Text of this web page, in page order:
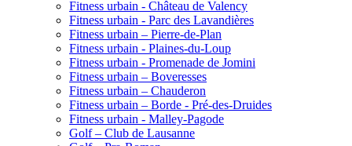
Fitness urbain - Château de Valency
Fitness urbain - Parc des Lavandières
Fitness urbain – Pierre-de-Plan
Fitness urbain - Plaines-du-Loup
Fitness urbain - Promenade de Jomini
Fitness urbain – Boveresses
Fitness urbain – Chauderon
Fitness urbain – Borde - Pré-des-Druides
Fitness urbain - Malley-Pagode
Golf – Club de Lausanne